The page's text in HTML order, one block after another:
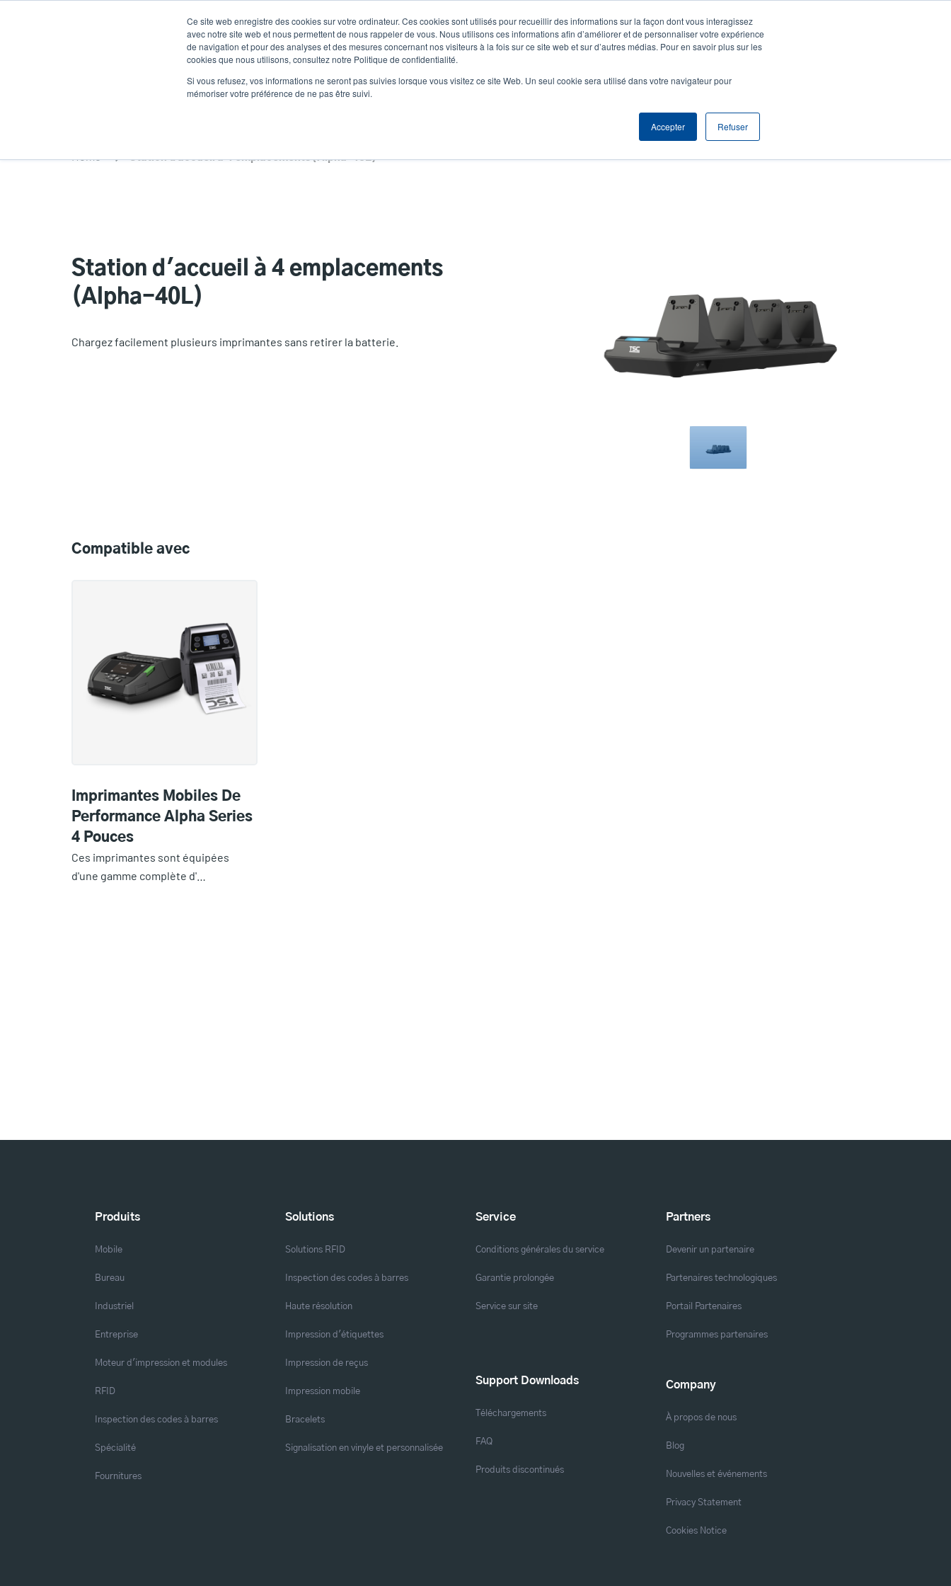
Ce site web enregistre des cookies sur votre ordinateur. Ces cookies sont utilisés pour recueillir des informations sur la façon dont vous interagissez
avec notre site web et nous permettent de nous rappeler de vous. Nous utilisons ces informations afin d’améliorer et de personnaliser votre expérience
de navigation et pour des analyses et des mesures concernant nos visiteurs à la fois sur ce site web et sur d’autres médias. Pour en savoir plus sur les
cookies que nous utilisons, consultez notre Politique de confidentialité.
Si vous refusez, vos informations ne seront pas suivies lorsque vous visitez ce site Web. Un seul cookie sera utilisé dans votre navigateur pour
mémoriser votre préférence de ne pas être suivi.
Accepter Refuser
User
Nouvelles Compagnie
User
S'identifier S'enregistrer
Header
Home Station d'accueil à 4 emplacements (Alpha-40L)
Station d'accueil à 4 emplacements
(Alpha-40L)
Chargez facilement plusieurs imprimantes sans retirer la batterie.
Compatible avec
Imprimantes Mobiles De
Performance Alpha Series
4 Pouces
Ces imprimantes sont équipées
d'une gamme complète d'…
Produits
Mobile
Bureau
Industriel
Entreprise
Moteur d'impression et modules
RFID
Inspection des codes à barres
Spécialité
Fournitures
Solutions
Solutions RFID
Inspection des codes à barres
Haute résolution
Impression d'étiquettes
Impression de reçus
Impression mobile
Bracelets
Signalisation en vinyle et personnalisée
Service
Conditions générales du service
Garantie prolongée
Service sur site
Support Downloads
Téléchargements
FAQ
Produits discontinués
Partners
Devenir un partenaire
Partenaires technologiques
Portail Partenaires
Programmes partenaires
Company
À propos de nous
Blog
Nouvelles et événements
Privacy Statement
Cookies Notice